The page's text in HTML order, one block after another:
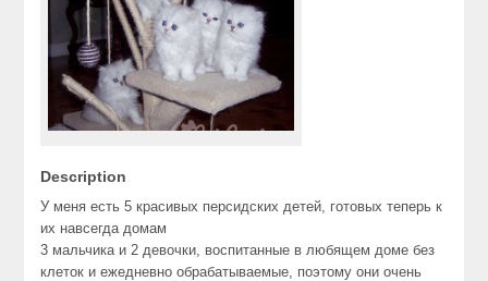
Description
У меня есть 5 красивых персидских детей, готовых теперь к
их навсегда домам
3 мальчика и 2 девочки, воспитанные в любящем доме без
клеток и ежедневно обрабатываемые, поэтому они очень